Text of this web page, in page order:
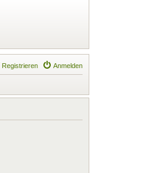
Anmelden
Registrieren